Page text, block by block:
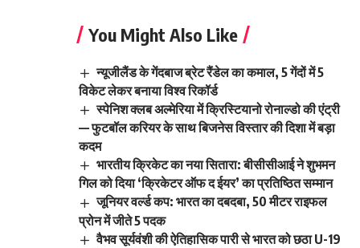
You Might Also Like
न्यूजीलैंड के गेंदबाज ब्रेट रैंडेल का कमाल, 5 गेंदों में 5
विकेट लेकर बनाया विश्व रिकॉर्ड
स्पेनिश क्लब अल्मेरिया में क्रिस्टियानो रोनाल्डो की एंट्री
— फुटबॉल करियर के साथ बिजनेस विस्तार की दिशा में बड़ा
कदम
भारतीय क्रिकेट का नया सितारा: बीसीसीआई ने शुभमन
गिल को दिया ‘क्रिकेटर ऑफ द ईयर’ का प्रतिष्ठित सम्मान
जूनियर वर्ल्ड कप: भारत का दबदबा, 50 मीटर राइफल
प्रोन में जीते 5 पदक
वैभव सूर्यवंशी की ऐतिहासिक पारी से भारत को छठा U-19